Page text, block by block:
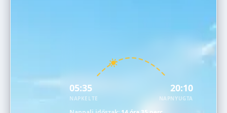
05:35
NAPKELTE
20:10
NAPNYUGTA